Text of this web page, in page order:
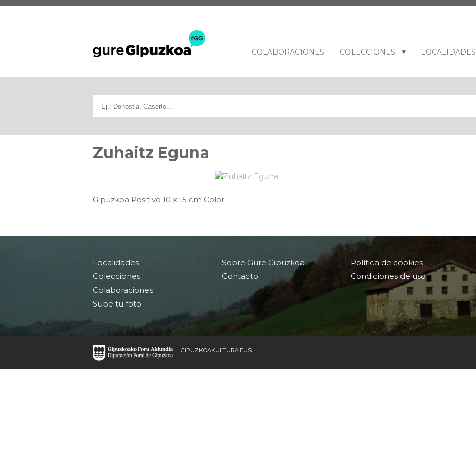
COLABORACIONES COLECCIONES LOCALIDADES
Zuhaitz Eguna
Gipuzkoa Positivo 10 x 15 cm Color
Localidades
Colecciones
Colaboraciones
Sube tu foto
Sobre Gure Gipuzkoa
Contacto
Política de cookies
Condiciones de uso
GIPUZKOAKULTURA.EUS